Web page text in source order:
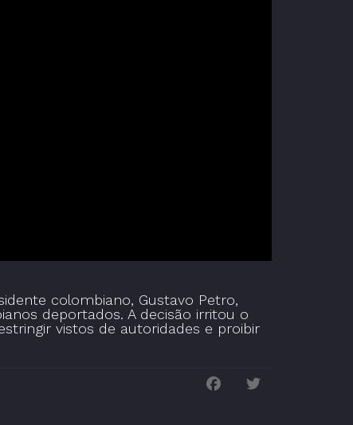
colombiano, Gustavo Petro,
deportados. A decisão irritou o
vistos de autoridades e proibir